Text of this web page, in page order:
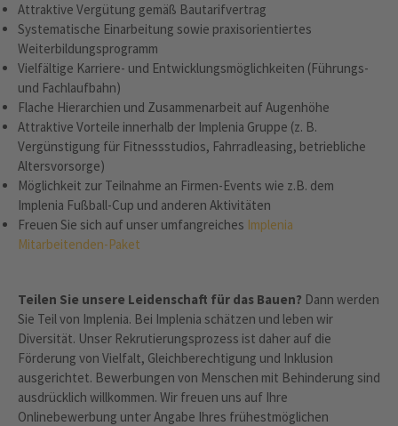
Attraktive Vergütung gemäß Bautarifvertrag
Systematische Einarbeitung sowie praxisorientiertes
Weiterbildungsprogramm
Vielfältige Karriere- und Entwicklungsmöglichkeiten (Führungs-
und Fachlaufbahn)
Flache Hierarchien und Zusammenarbeit auf Augenhöhe
Attraktive Vorteile innerhalb der Implenia Gruppe (z. B.
Vergünstigung für Fitnessstudios, Fahrradleasing, betriebliche
Altersvorsorge)
Möglichkeit zur Teilnahme an Firmen-Events wie z.B. dem
Implenia Fußball-Cup und anderen Aktivitäten
Freuen Sie sich auf unser umfangreiches Implenia
Mitarbeitenden-Paket
Teilen Sie unsere Leidenschaft für das Bauen? Dann werden
Sie Teil von Implenia. Bei Implenia schätzen und leben wir
Diversität. Unser Rekrutierungsprozess ist daher auf die
Förderung von Vielfalt, Gleichberechtigung und Inklusion
ausgerichtet. Bewerbungen von Menschen mit Behinderung sind
ausdrücklich willkommen. Wir freuen uns auf Ihre
Onlinebewerbung unter Angabe Ihres frühestmöglichen